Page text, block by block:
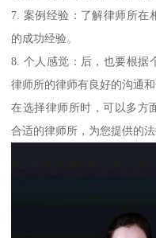
7. 案例经验：了解律师所在
的成功经验。
8. 个人感觉：后，也要根据
律师所的律师有良好的沟通和
在选择律师所时，可以多方
合适的律师所，为您提供的法